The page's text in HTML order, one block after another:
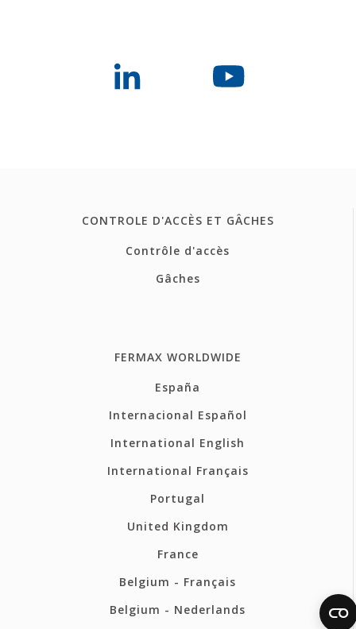
CONTROLE D'ACCÈS ET GÂCHES
Contrôle d'accès
Gâches
FERMAX WORLDWIDE
España
Internacional Español
International English
International Français
Portugal
United Kingdom
France
Belgium - Français
Belgium - Nederlands